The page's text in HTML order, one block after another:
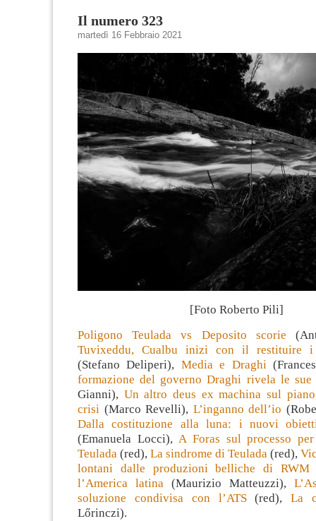
Il numero 323
martedì 16 Febbraio 2021
[Foto Roberto Pili]
Poligono Teulada vs Deposito scorie
Tuvixeddu, Cualbu inizi con il restituire
(Stefano Deliperi), Media e Draghi
formazione del governo Draghi rivela le sue
Gianni), Un altro deus ex machina sul
crisi (Marco Revelli), L’inganno dell’io
Dalla costituzione alla luna: i nuovi
(Emanuela Locci), A Foras sul processo
Teulada (red), La sindrome di Teulada (red),
lontani dalle produzioni belliche di RWM
l’America latina (Maurizio Matteuzzi),
soluzione condivisa con l’ATS(red),La
Lőrinczi).